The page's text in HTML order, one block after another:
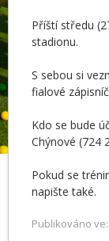
Příští středu
stadionu.
S sebou si
fialové
Kdo se bude
Chýnové (724
Pokud se
napište také.
Publikováno ve: